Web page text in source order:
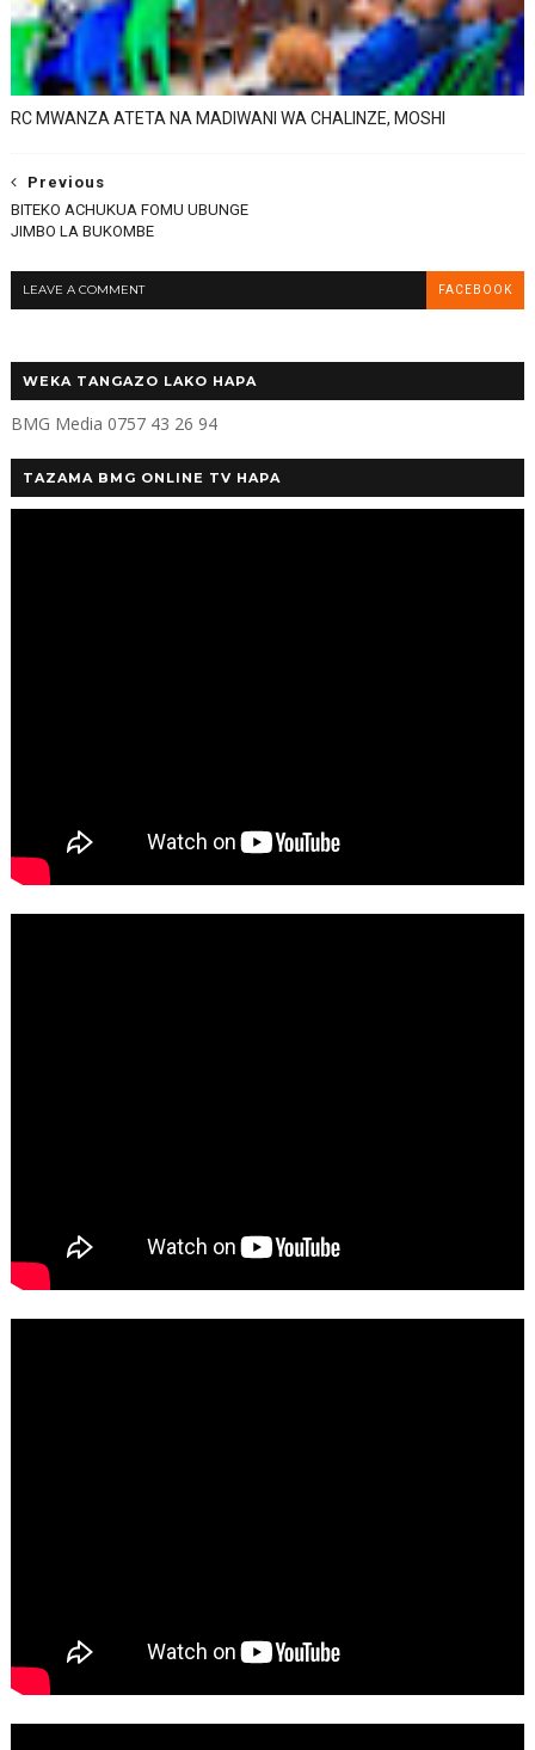
RC MWANZA ATETA NA MADIWANI WA CHALINZE, MOSHI
Previous
BITEKO ACHUKUA FOMU UBUNGE
JIMBO LA BUKOMBE
LEAVE A COMMENT FACEBOOK
WEKA TANGAZO LAKO HAPA
BMG Media 0757 43 26 94
TAZAMA BMG ONLINE TV HAPA